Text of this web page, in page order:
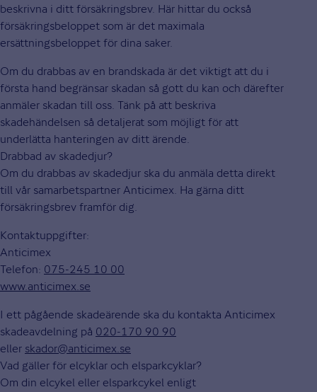
beskrivna i ditt försäkringsbrev. Här hittar du också
försäkringsbeloppet som är det maximala
ersättningsbeloppet för dina saker.
Om du drabbas av en brandskada är det viktigt att du i
första hand begränsar skadan så gott du kan och därefter
anmäler skadan till oss. Tänk på att beskriva
skadehändelsen så detaljerat som möjligt för att
underlätta hanteringen av ditt ärende.
Drabbad av skadedjur?
Om du drabbas av skadedjur ska du anmäla detta direkt
till vår samarbetspartner Anticimex. Ha gärna ditt
försäkringsbrev framför dig.
Kontaktuppgifter:
Anticimex
Telefon: 075-245 10 00
www.anticimex.se
I ett pågående skadeärende ska du kontakta Anticimex
skadeavdelning på 020-170 90 90
eller skador@anticimex.se
Vad gäller för elcyklar och elsparkcyklar?
Om din elcykel eller elsparkcykel enligt